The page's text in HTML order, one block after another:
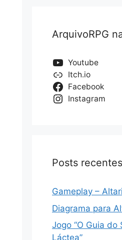
ArquivoRPG
Youtube
Itch.io
Facebook
Instagram
Posts recentes
Gameplay –
Diagrama para
Jogo “O Guia do
Láctea”